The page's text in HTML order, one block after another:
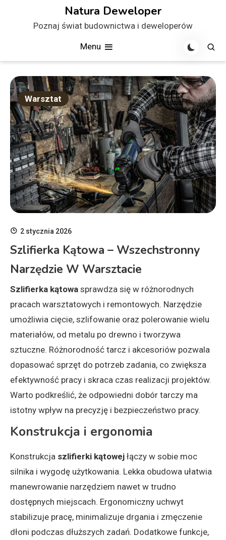
Natura Deweloper
Poznaj świat budownictwa i deweloperów
Menu
Warsztat
2 stycznia 2026
Szlifierka Kątowa – Wszechstronny
Narzędzie W Warsztacie
Szlifierka kątowa sprawdza się w różnorodnych
pracach warsztatowych i remontowych. Narzędzie
umożliwia cięcie, szlifowanie oraz polerowanie wielu
materiałów, od metalu po drewno i tworzywa
sztuczne. Różnorodność tarcz i akcesoriów pozwala
dopasować sprzęt do potrzeb zadania, co zwiększa
efektywność pracy i skraca czas realizacji projektów.
Warto podkreślić, że odpowiedni dobór tarczy ma
istotny wpływ na precyzję i bezpieczeństwo pracy.
Konstrukcja i ergonomia
Konstrukcja szlifierki kątowej łączy w sobie moc
silnika i wygodę użytkowania. Lekka obudowa ułatwia
manewrowanie narzędziem nawet w trudno
dostępnych miejscach. Ergonomiczny uchwyt
stabilizuje pracę, minimalizuje drgania i zmęczenie
dłoni podczas dłuższych zadań. Dodatkowe funkcje,